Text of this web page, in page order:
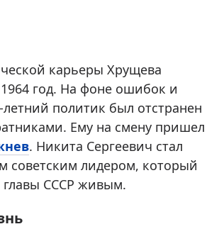
карьеры Хрущева
год. На фоне ошибок и
летний политик был отстранен
Ему на смену пришел
. Никита Сергеевич стал
советским лидером, который
главы СССР живым.